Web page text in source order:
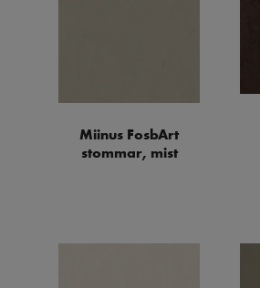
Miinus FosbArt
stommar, mist